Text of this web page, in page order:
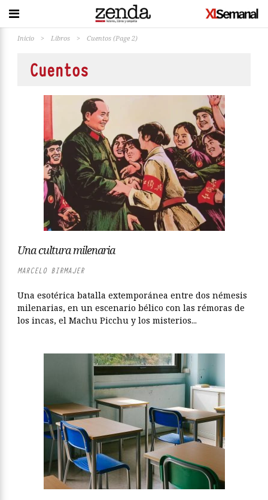
Inicio > Libros > Cuentos (Page 2)
Cuentos
Una cultura milenaria
MARCELO BIRMAJER
Una esotérica batalla extemporánea entre dos némesis
milenarias, en un escenario bélico con las rémoras de
los incas, el Machu Picchu y los misterios...